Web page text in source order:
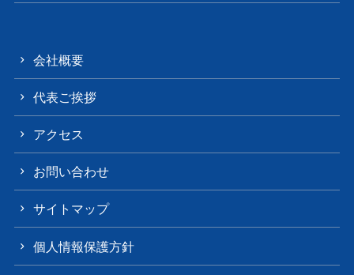
会社概要
代表ご挨拶
アクセス
お問い合わせ
サイトマップ
個人情報保護方針